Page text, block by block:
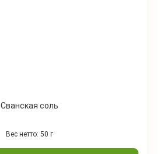
Сванская соль
Вес нетто: 50 г